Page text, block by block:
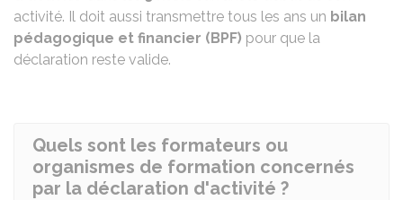
activité. Il doit aussi transmettre tous les ans un bilan
pédagogique et financier (BPF) pour que la
déclaration reste valide.
Quels sont les formateurs ou
organismes de formation concernés
par la déclaration d'activité ?